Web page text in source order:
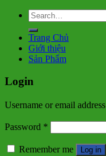
Search
for:
Trang Chủ
Giới thiệu
Sản Phẩm
Login
Username or email address
Password *
Remember me Log in